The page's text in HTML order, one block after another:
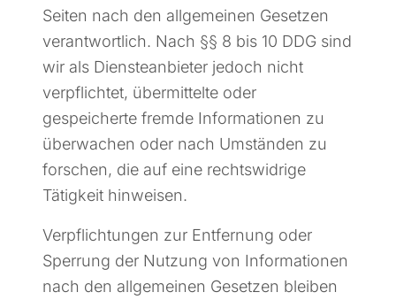
Seiten nach den allgemeinen Gesetzen
verantwortlich. Nach §§ 8 bis 10 DDG sind
wir als Diensteanbieter jedoch nicht
verpflichtet, übermittelte oder
gespeicherte fremde Informationen zu
überwachen oder nach Umständen zu
forschen, die auf eine rechtswidrige
Tätigkeit hinweisen.
Verpflichtungen zur Entfernung oder
Sperrung der Nutzung von Informationen
nach den allgemeinen Gesetzen bleiben